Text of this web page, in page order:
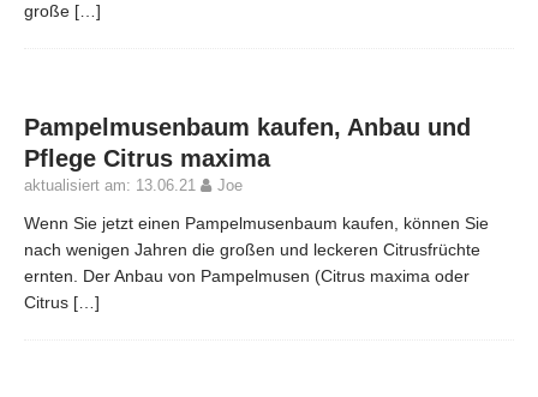
große […]
Pampelmusenbaum kaufen, Anbau und
Pflege Citrus maxima
aktualisiert am: 13.06.21 Joe
Wenn Sie jetzt einen Pampelmusenbaum kaufen, können Sie
nach wenigen Jahren die großen und leckeren Citrusfrüchte
ernten. Der Anbau von Pampelmusen (Citrus maxima oder
Citrus […]